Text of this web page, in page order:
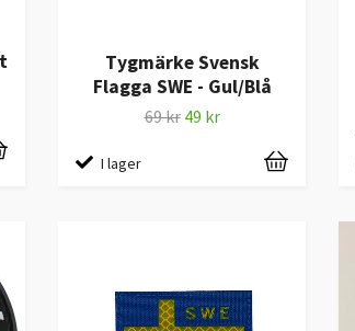
Tygmärke Svensk
Flagga SWE - Gul/Blå
69 kr 49 kr
I lager